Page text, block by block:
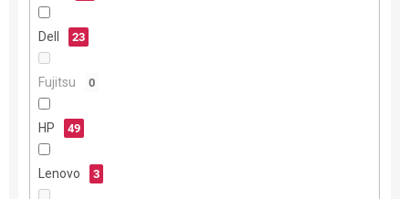
Dell 23
Fujitsu 0
HP 49
Lenovo 3